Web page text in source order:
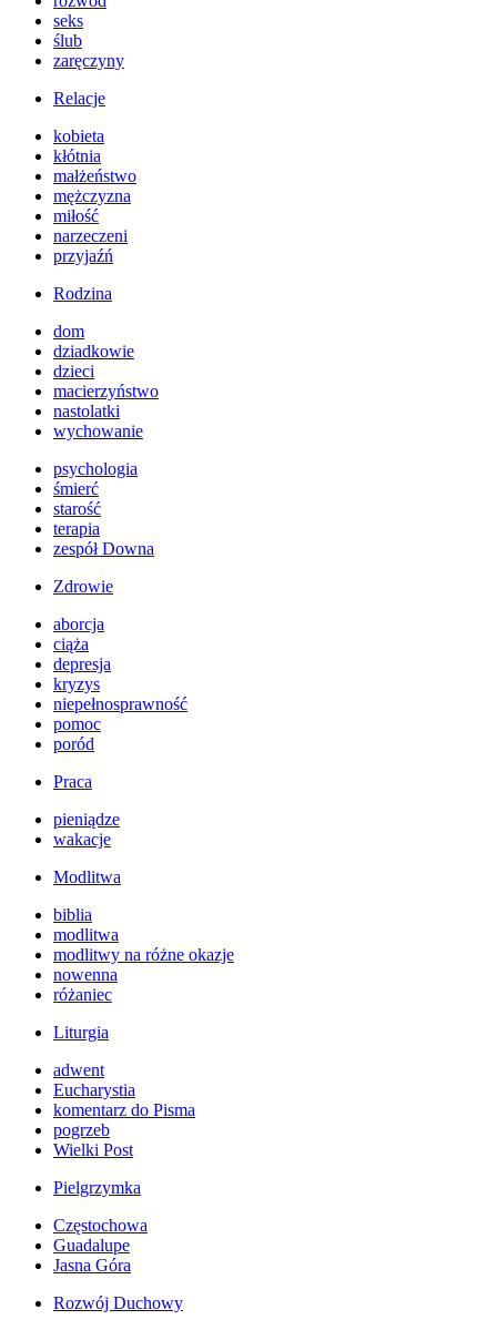
seks
ślub
zaręczyny
Relacje
kobieta
kłótnia
małżeństwo
mężczyzna
miłość
narzeczeni
przyjaźń
Rodzina
dom
dziadkowie
dzieci
macierzyństwo
nastolatki
wychowanie
psychologia
śmierć
starość
terapia
zespół Downa
Zdrowie
aborcja
ciąża
depresja
kryzys
niepełnosprawność
pomoc
poród
Praca
pieniądze
wakacje
Modlitwa
biblia
modlitwa
modlitwy na różne okazje
nowenna
różaniec
Liturgia
adwent
Eucharystia
komentarz do Pisma
pogrzeb
Wielki Post
Pielgrzymka
Częstochowa
Guadalupe
Jasna Góra
Rozwój Duchowy